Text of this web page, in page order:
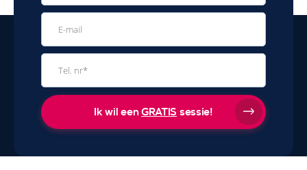
Ik wil eenGRATIS sessie!